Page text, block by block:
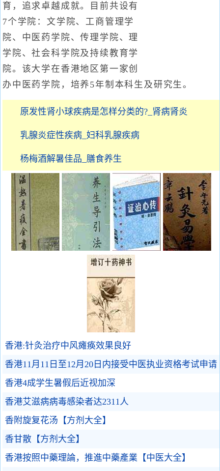
育，追求卓越成就。目前共设有
7个学院：文学院、工商管理学
院、中医药学院、传理学院、理
学院、社会科学院及持续教育学
院。该大学在香港地区第一家创
办中医药学院，培养5年制本科生及研究生。
原发性肾小球疾病是怎样分类的?_肾病肾炎
乳腺炎症性疾病_妇科乳腺疾病
杨梅酒解暑佳品_膳食养生
香港:针灸治疗中风瘫痪效果良好
香港11月11日至12月20日内接受中医执业资格考试申请
香港4成学生暑假后近视加深
香港艾滋病病毒感染者达2311人
香附旋复花汤【方剂大全】
香甘散【方剂大全】
香港按照中藥理論，推進中藥產業【中医大全】